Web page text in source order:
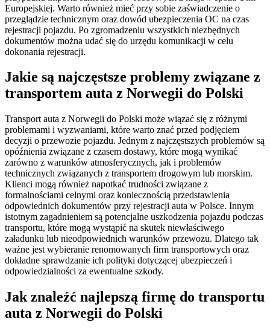
Europejskiej. Warto również mieć przy sobie zaświadczenie o
przeglądzie technicznym oraz dowód ubezpieczenia OC na czas
rejestracji pojazdu. Po zgromadzeniu wszystkich niezbędnych
dokumentów można udać się do urzędu komunikacji w celu
dokonania rejestracji.
Jakie są najczęstsze problemy związane z
transportem auta z Norwegii do Polski
Transport auta z Norwegii do Polski może wiązać się z różnymi
problemami i wyzwaniami, które warto znać przed podjęciem
decyzji o przewozie pojazdu. Jednym z najczęstszych problemów są
opóźnienia związane z czasem dostawy, które mogą wynikać
zarówno z warunków atmosferycznych, jak i problemów
technicznych związanych z transportem drogowym lub morskim.
Klienci mogą również napotkać trudności związane z
formalnościami celnymi oraz koniecznością przedstawienia
odpowiednich dokumentów przy rejestracji auta w Polsce. Innym
istotnym zagadnieniem są potencjalne uszkodzenia pojazdu podczas
transportu, które mogą wystąpić na skutek niewłaściwego
załadunku lub nieodpowiednich warunków przewozu. Dlatego tak
ważne jest wybieranie renomowanych firm transportowych oraz
dokładne sprawdzanie ich polityki dotyczącej ubezpieczeń i
odpowiedzialności za ewentualne szkody.
Jak znaleźć najlepszą firmę do transportu
auta z Norwegii do Polski